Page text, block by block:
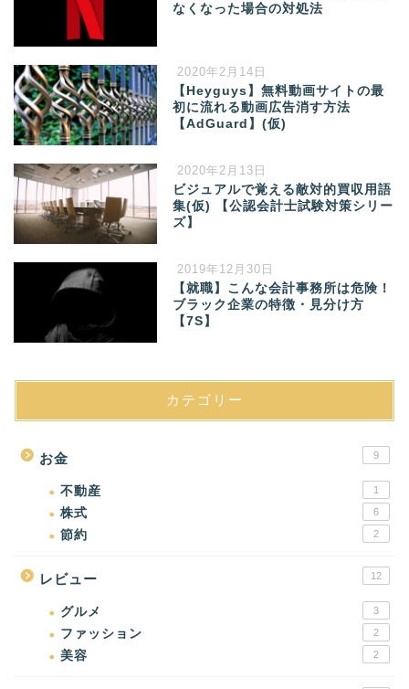
なくなった場合の対処法
2020年2月14日
【Heyguys】無料動画サイトの最
初に流れる動画広告消す方法
【AdGuard】(仮)
2020年2月13日
ビジュアルで覚える敵対的買収用語
集(仮) 【公認会計士試験対策シリー
ズ】
2019年12月30日
【就職】こんな会計事務所は危険！
ブラック企業の特徴・見分け方
【7S】
カテゴリー
お金 9
不動産 1
株式 6
節約 2
レビュー 12
グルメ 3
ファッション 2
美容 2